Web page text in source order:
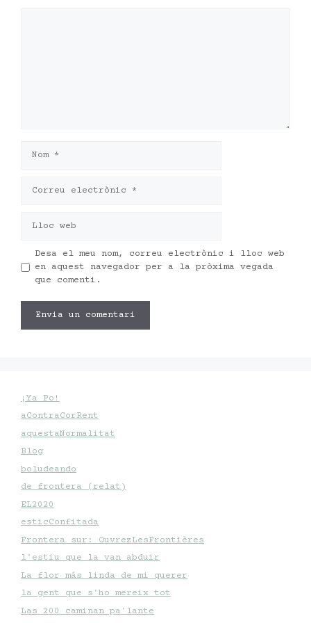
electrònic
web
Desa el meu nom, correu electrònic i lloc web
en aquest navegador per a la pròxima vegada
que comenti.
¡Ya Po!
aContraCorRent
aquestaNormalitat
Blog
boludeando
de frontera (relat)
EL2020
esticConfitada
Frontera sur: OuvrezLesFrontières
l'estiu que la van abduir
La flor más linda de mi querer
la gent que s'ho mereix tot
Las 200 caminan pa'lante